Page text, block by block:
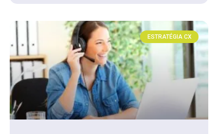
ESTRATÉGIA CX